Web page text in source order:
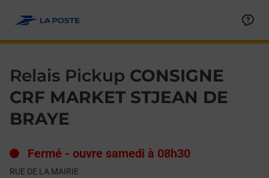
Relais Pickup CONSIGNE
CRF MARKET STJEAN DE
BRAYE
Fermé - ouvre samedi à 08h30
RUE DE LA MAIRIE